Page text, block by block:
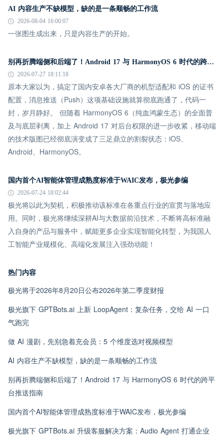
AI 内容生产不缺模型，缺的是一条顺畅的工作流
2026-08-04 16:00:07
一张图生成出来，只是内容生产的开始。
别再折腾端侧和后端了！Android 17 与 HarmonyOS 6 时代的跨平台推送指南
2026-07-27 18:11:18
原本大家以为，搞定了国内安卓各大厂商的机型适配和 iOS 的证书
配置，消息推送（Push）这项基础设施就算彻底跑通了，代码一
封，岁月静好。 但随着 HarmonyOS 6（纯血鸿蒙生态）的全面普
及与底层剥离，加上 Android 17 对后台权限的进一步收紧，移动端
的技术版图已经彻底演变成了三足鼎立的割裂状态：iOS、
Android、HarmonyOS。
国内首个AI智能体管理成熟度标准于WAIC发布，极光参编
2026-07-24 18:02:44
极光将以此为契机，积极推动该标准在各重点行业的宣贯与落地应
用。同时，极光将继续深耕AI与大数据前沿技术，不断将高标准融
入自身的产品与服务中，赋能更多企业实现智能化转型，为我国人
工智能产业规模化、高端化发展注入强劲动能！
热门内容
极光将于2026年8月20日公布2026年第二季度财报
极光旗下 GPTBots.ai 上新 LoopAgent：复杂任务，交给 AI 一口
气跑完
做 AI 漫剧，先别急着充会员：5 个维度选对视频模型
AI 内容生产不缺模型，缺的是一条顺畅的工作流
别再折腾端侧和后端了！Android 17 与 HarmonyOS 6 时代的跨平
台推送指南
国内首个AI智能体管理成熟度标准于WAIC发布，极光参编
极光旗下 GPTBots.ai 升级客服解决方案：Audio Agent 打通企业